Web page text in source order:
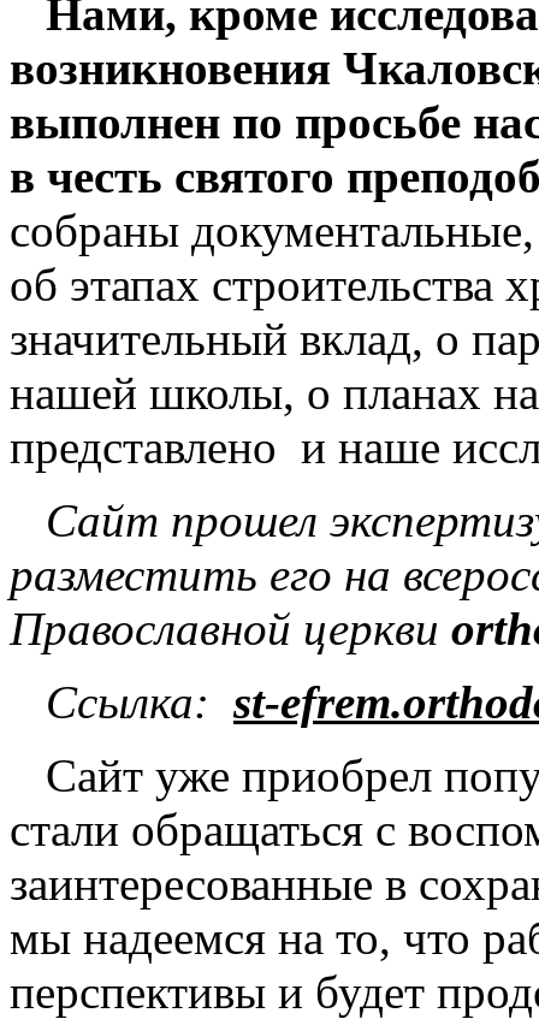
Нами, кроме
возникновения
выполнен по просьбе
в честь святого
собраны
об этапах
значительный вклад, о
нашей школы, о планах
представлено и наше
Сайт прошел
разместить его на
Православной церкви
Ссылка: st-
Сайт уже приобрел
стали обращаться с
заинтересованные в
мы надеемся на то, что
перспективы и будет